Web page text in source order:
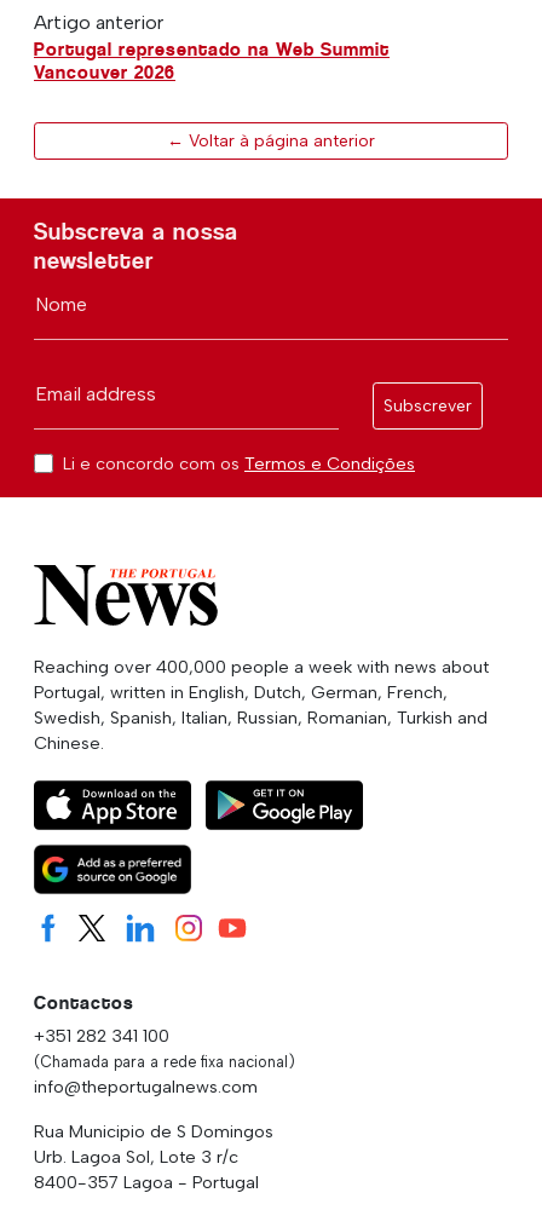
Artigo anterior
Portugal representado na Web Summit
Vancouver 2026
← Voltar à página anterior
Subscreva a nossa
newsletter
Nome
Email address
Subscrever
Li e concordo com os Termos e Condições
Reaching over 400,000 people a week with news about
Portugal, written in English, Dutch, German, French,
Swedish, Spanish, Italian, Russian, Romanian, Turkish and
Chinese.
Contactos
+351 282 341 100
(Chamada para a rede fixa nacional)
info@theportugalnews.com
Rua Municipio de S Domingos
Urb. Lagoa Sol, Lote 3 r/c
8400-357 Lagoa - Portugal